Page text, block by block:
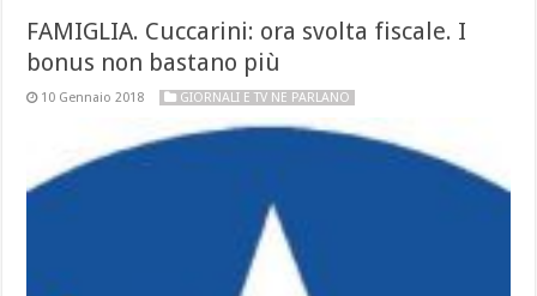
FAMIGLIA. Cuccarini: ora svolta fiscale. I
bonus non bastano più
10 Gennaio 2018 GIORNALI E TV NE PARLANO